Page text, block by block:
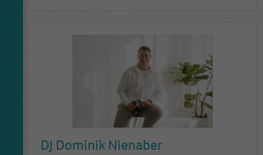
DJ Dominik Nienaber